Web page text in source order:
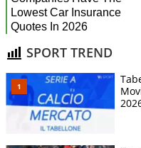
SPORT TREND